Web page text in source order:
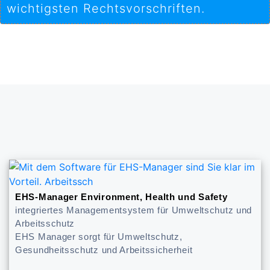
wichtigsten Rechtsvorschriften.
EHS-Manager Environment, Health und Safety
integriertes Managementsystem für Umweltschutz und
Arbeitsschutz
EHS Manager sorgt für Umweltschutz,
Gesundheitsschutz und Arbeitssicherheit